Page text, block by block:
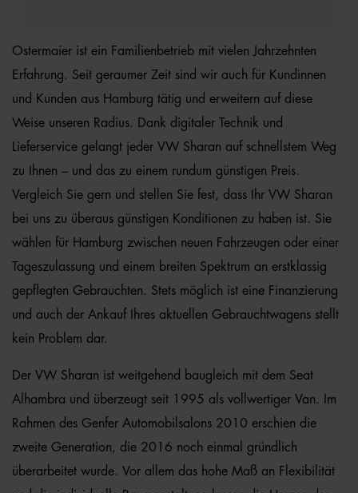
Ostermaier ist ein Familienbetrieb mit vielen Jahrzehnten
Erfahrung. Seit geraumer Zeit sind wir auch für Kundinnen
und Kunden aus Hamburg tätig und erweitern auf diese
Weise unseren Radius. Dank digitaler Technik und
Lieferservice gelangt jeder VW Sharan auf schnellstem Weg
zu Ihnen – und das zu einem rundum günstigen Preis.
Vergleich Sie gern und stellen Sie fest, dass Ihr VW Sharan
bei uns zu überaus günstigen Konditionen zu haben ist. Sie
wählen für Hamburg zwischen neuen Fahrzeugen oder einer
Tageszulassung und einem breiten Spektrum an erstklassig
gepflegten Gebrauchten. Stets möglich ist eine Finanzierung
und auch der Ankauf Ihres aktuellen Gebrauchtwagens stellt
kein Problem dar.
Der VW Sharan ist weitgehend baugleich mit dem Seat
Alhambra und überzeugt seit 1995 als vollwertiger Van. Im
Rahmen des Genfer Automobilsalons 2010 erschien die
zweite Generation, die 2016 noch einmal gründlich
überarbeitet wurde. Vor allem das hohe Maß an Flexibilität